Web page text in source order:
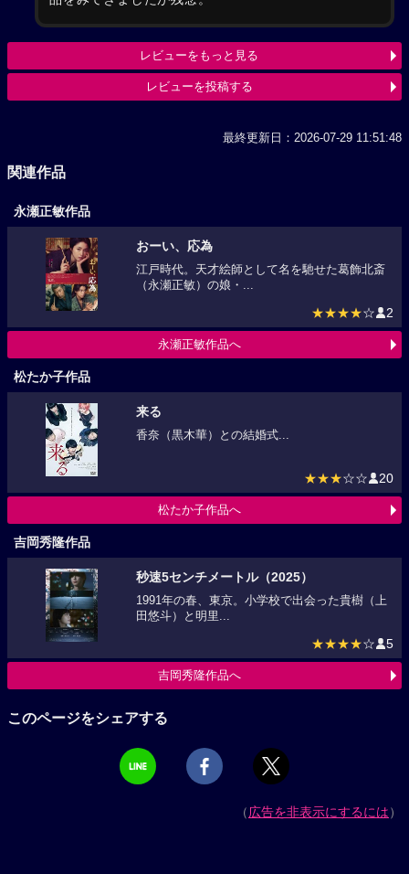
レビューをもっと見る
レビューを投稿する
最終更新日：2026-07-29 11:51:48
関連作品
永瀬正敏作品
おーい、応為
江戸時代。天才絵師として名を馳せた葛飾北斎
（永瀬正敏）の娘・...
★★★★☆ 2
永瀬正敏作品へ
松たか子作品
来る
香奈（黒木華）との結婚式...
★★★☆☆ 20
松たか子作品へ
吉岡秀隆作品
秒速5センチメートル（2025）
1991年の春、東京。小学校で出会った貴樹（上
田悠斗）と明里...
★★★★☆ 5
吉岡秀隆作品へ
このページをシェアする
（広告を非表示にするには）